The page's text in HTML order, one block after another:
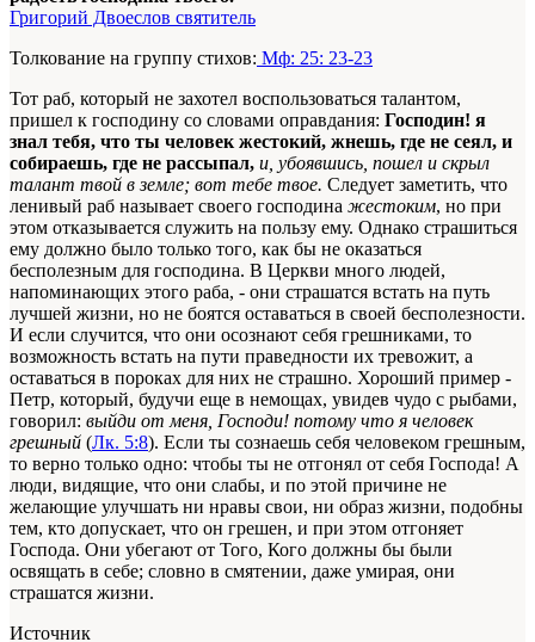
Григорий Двоеслов святитель
Толкование на группу стихов: Мф: 25: 23-23
Тот раб, который не захотел воспользоваться талантом,
пришел к господину со словами оправдания: Господин! я
знал тебя, что ты человек жестокий, жнешь, где не сеял, и
собираешь, где не рассыпал, и, убоявшись, пошел и скрыл
талант твой в земле; вот тебе твое. Следует заметить, что
ленивый раб называет своего господина жестоким, но при
этом отказывается служить на пользу ему. Однако страшиться
ему должно было только того, как бы не оказаться
бесполезным для господина. В Церкви много людей,
напоминающих этого раба, - они страшатся встать на путь
лучшей жизни, но не боятся оставаться в своей бесполезности.
И если случится, что они осознают себя грешниками, то
возможность встать на пути праведности их тревожит, а
оставаться в пороках для них не страшно. Хороший пример -
Петр, который, будучи еще в немощах, увидев чудо с рыбами,
говорил: выйди от меня, Господи! потому что я человек
грешный (Лк. 5:8). Если ты сознаешь себя человеком грешным,
то верно только одно: чтобы ты не отгонял от себя Господа! А
люди, видящие, что они слабы, и по этой причине не
желающие улучшать ни нравы свои, ни образ жизни, подобны
тем, кто допускает, что он грешен, и при этом отгоняет
Господа. Они убегают от Того, Кого должны бы были
освящать в себе; словно в смятении, даже умирая, они
страшатся жизни.
Источник